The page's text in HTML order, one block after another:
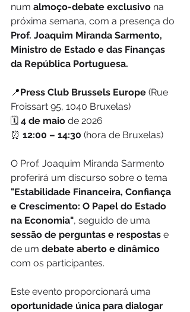
num almoço-debate exclusivo na
próxima semana, com a presença do
Prof. Joaquim Miranda Sarmento,
Ministro de Estado e das Finanças
da República Portuguesa.
📍Press Club Brussels Europe (Rue
Froissart 95, 1040 Bruxelas)
🗓️ 4 de maio de 2026
⏰ 12:00 – 14:30 (hora de Bruxelas)
O Prof. Joaquim Miranda Sarmento
proferirá um discurso sobre o tema
"Estabilidade Financeira, Confiança
e Crescimento: O Papel do Estado
na Economia", seguido de uma
sessão de perguntas e respostas e
de um debate aberto e dinâmico
com os participantes.
Este evento proporcionará uma
oportunidade única para dialogar